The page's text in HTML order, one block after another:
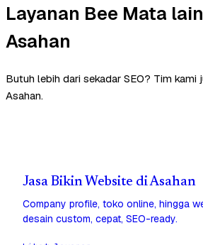
Layanan Bee Mata
Asahan
Butuh lebih dari sekadar SEO? Tim kami
Asahan.
Jasa Bikin Website di Asahan
Company profile, toko online, hingga
desain custom, cepat, SEO-ready.